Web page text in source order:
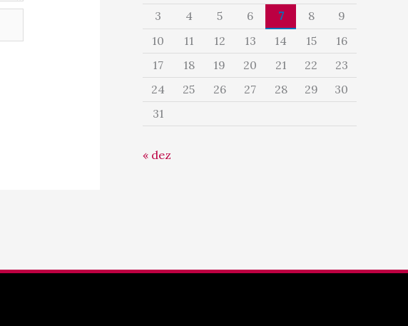
3
4 5 6 7 8
9
10
11 12 13 14 15
16
17
18 19 20 21 22
23
24
25 26 27 28 29
30
31
« dez